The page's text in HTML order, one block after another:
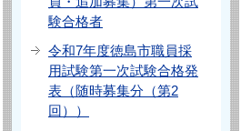
験合格者
令和7年度徳島市職員採
用試験第一次試験合格発
表（随時募集分（第2
回））